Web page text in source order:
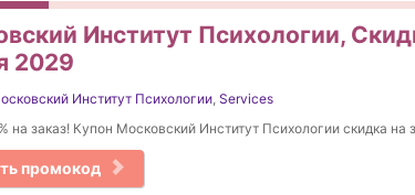
Институт Психологии,
2029
Институт Психологии, Services
на заказ! Купон Московский Институт Психологии скидка на
промокод